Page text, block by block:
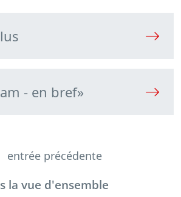
- en bref»
entrée précédente
la vue d'ensemble